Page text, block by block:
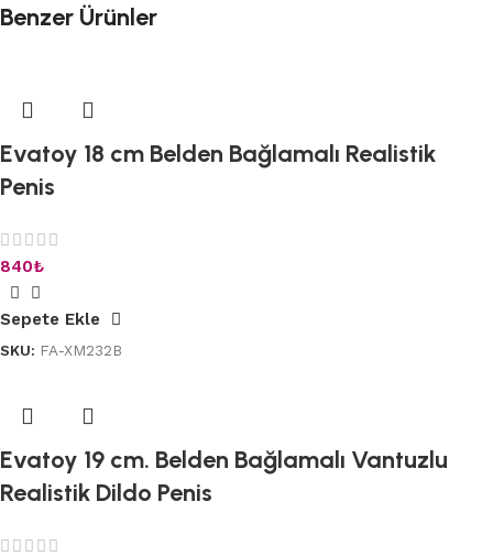
Benzer Ürünler
Evatoy 18 cm Belden Bağlamalı Realistik
Penis
840₺
Sepete Ekle
SKU: FA-XM232B
Evatoy 19 cm. Belden Bağlamalı Vantuzlu
Realistik Dildo Penis